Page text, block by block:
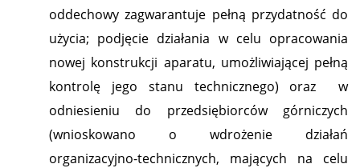
oddechowy zagwarantuje pełną przydatność do
użycia; podjęcie działania w celu opracowania
nowej konstrukcji aparatu, umożliwiającej pełną
kontrolę jego stanu technicznego) oraz w
odniesieniu do przedsiębiorców górniczych
(wnioskowano o wdrożenie działań
organizacyjno-technicznych, mających na celu